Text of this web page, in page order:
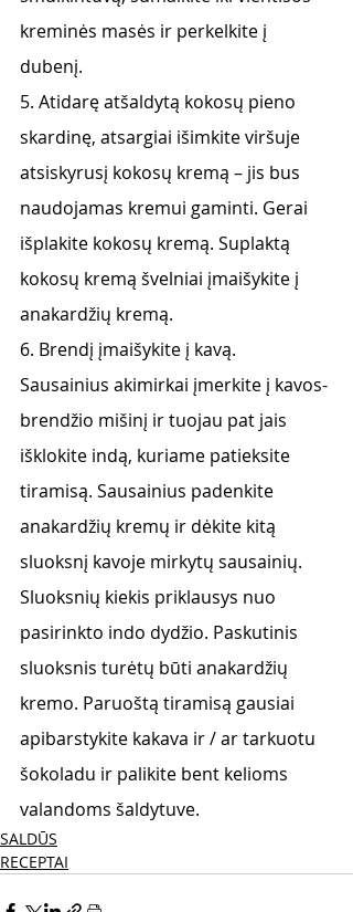
kreminės masės ir perkelkite į
dubenį.
5. Atidarę atšaldytą kokosų pieno
skardinę, atsargiai išimkite viršuje
atsiskyrusį kokosų kremą – jis bus
naudojamas kremui gaminti. Gerai
išplakite kokosų kremą. Suplaktą
kokosų kremą švelniai įmaišykite į
anakardžių kremą.
6. Brendį įmaišykite į kavą.
Sausainius akimirkai įmerkite į kavos-
brendžio mišinį ir tuojau pat jais
išklokite indą, kuriame patieksite
tiramisą. Sausainius padenkite
anakardžių kremų ir dėkite kitą
sluoksnį kavoje mirkytų sausainių.
Sluoksnių kiekis priklausys nuo
pasirinkto indo dydžio. Paskutinis
sluoksnis turėtų būti anakardžių
kremo. Paruoštą tiramisą gausiai
apibarstykite kakava ir / ar tarkuotu
šokoladu ir palikite bent kelioms
valandoms šaldytuve.
SALDŪS
RECEPTAI